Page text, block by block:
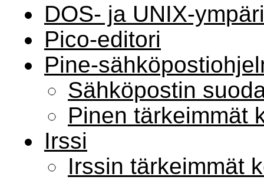
DOS- ja UNIX-
Pico-editori
Pine-
Sähköpostin
Pinen tärkeimmät
Irssi
Irssin tärkeimmät